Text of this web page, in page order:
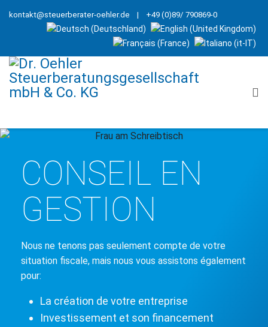
kontakt@steuerberater-oehler.de | +49 (0)89/ 790869-0
CONSEIL EN
GESTION
Nous ne tenons pas seulement compte de votre
situation fiscale, mais nous vous assistons également
pour:
La création de votre entreprise
Investissement et son financement